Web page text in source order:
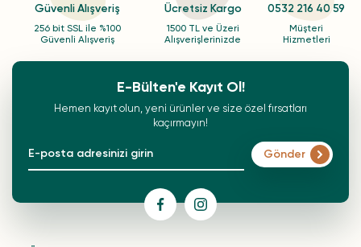
Güvenli Alışveriş
256 bit SSL ile %100
Güvenli Alışveriş
Ücretsiz Kargo
1500 TL ve Üzeri
Alışverişlerinizde
0532 216 40 59
Müşteri
Hizmetleri
E-Bülten'e Kayıt Ol!
Hemen kayıt olun, yeni ürünler ve size özel fırsatları
kaçırmayın!
Gönder